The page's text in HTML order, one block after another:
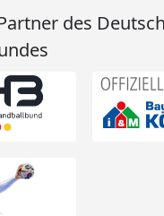
Pia 3030 - 34 mm
Daten Wolff
Pia 3030 - 34 mm
Daten Wolff
Pia 3030 - 34 mm
Gartenhaus Pia
Gartenhaus Pia
des